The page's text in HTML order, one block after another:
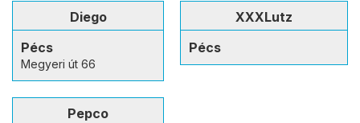
Diego
Pécs
Megyeri út 66
XXXLutz
Pécs
Pepco